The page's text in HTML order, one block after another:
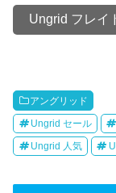
Ungrid フ
アングリッド
Ungrid セール
Ungrid 人気